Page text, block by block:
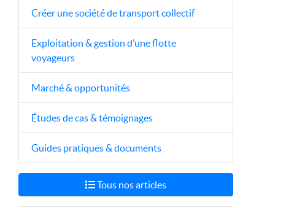
Créer une société de transport collectif
Exploitation & gestion d’une flotte
voyageurs
Marché & opportunités
Études de cas & témoignages
Guides pratiques & documents
Tous nos articles